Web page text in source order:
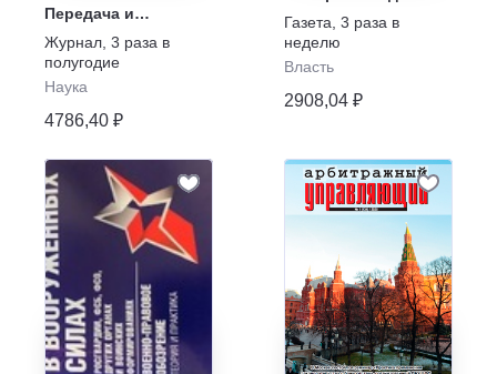
Передача и
распределение
Журнал 3 раза в
полугодие
Наука
4786,40 ₽
Газета 3 раза в
неделю
Власть
2908,04 ₽